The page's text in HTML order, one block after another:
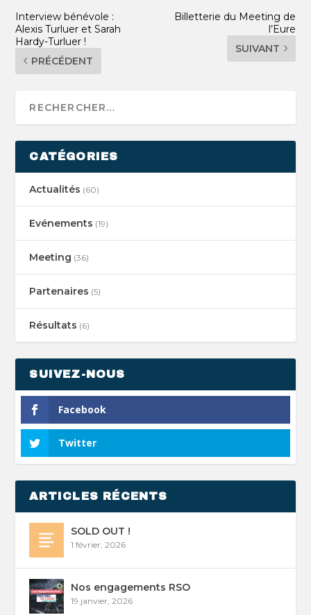
Interview bénévole :
Alexis Turluer et Sarah
Hardy-Turluer !
PRÉCÉDENT
Billetterie du Meeting de
l’Eure
SUIVANT
CATÉGORIES
Actualités (60)
Evénements (19)
Meeting (36)
Partenaires (5)
Résultats (6)
SUIVEZ-NOUS
Facebook
Twitter
ARTICLES RÉCENTS
SOLD OUT !
1 février, 2026
Nos engagements RSO
19 janvier, 2026